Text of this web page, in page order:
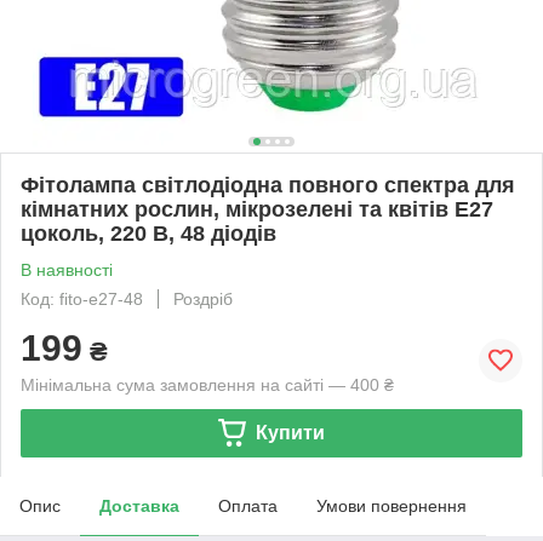
Фітолампа світлодіодна повного спектра для
кімнатних рослин, мікрозелені та квітів E27
цоколь, 220 В, 48 діодів
В наявності
Код: fito-e27-48
Роздріб
199 ₴
Мінімальна сума замовлення на сайті — 400 ₴
Купити
Опис Доставка Оплата Умови повернення